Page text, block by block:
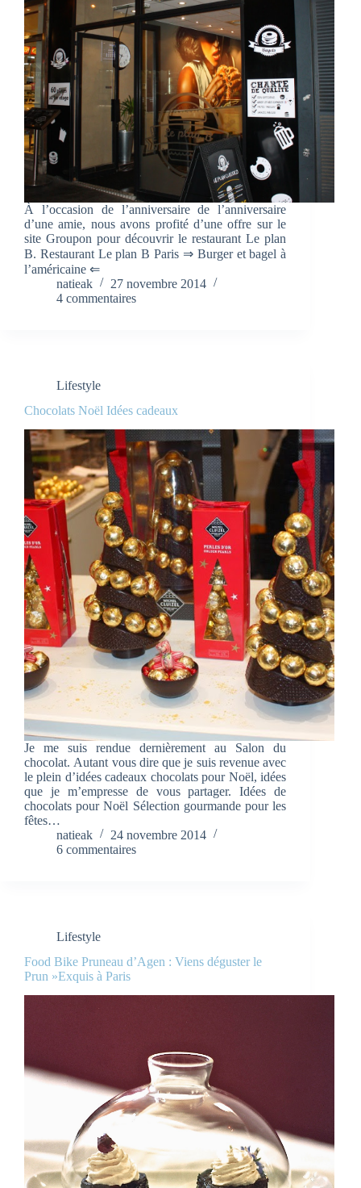
À l’occasion de l’anniversaire de l’anniversaire
d’une amie, nous avons profité d’une offre sur le
site Groupon pour découvrir le restaurant Le plan
B. Restaurant Le plan B Paris ⇒ Burger et bagel à
l’américaine ⇐
natieak
27 novembre 2014
4 commentaires
Lifestyle
Chocolats Noël Idées cadeaux
Je me suis rendue dernièrement au Salon du
chocolat. Autant vous dire que je suis revenue avec
le plein d’idées cadeaux chocolats pour Noël, idées
que je m’empresse de vous partager. Idées de
chocolats pour Noël Sélection gourmande pour les
fêtes…
natieak
24 novembre 2014
6 commentaires
Lifestyle
Food Bike Pruneau d’Agen : Viens déguster le
Prun »Exquis à Paris